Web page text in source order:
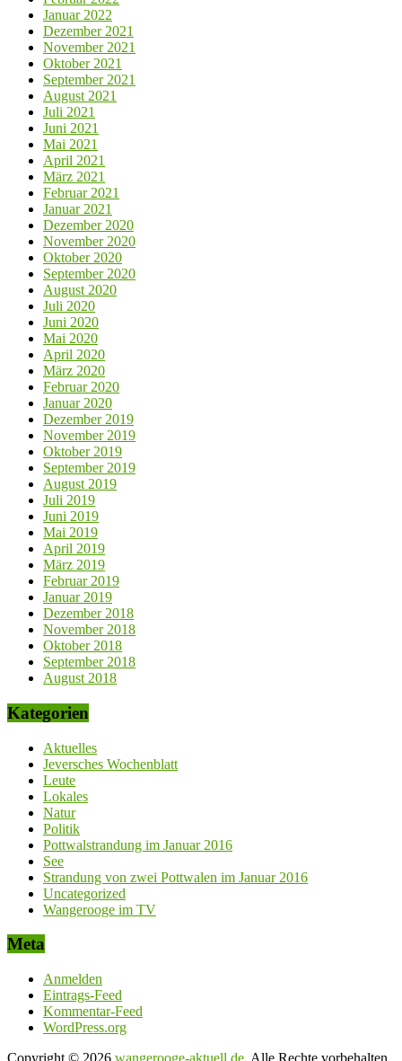
Januar 2022
Dezember 2021
November 2021
Oktober 2021
September 2021
August 2021
Juli 2021
Juni 2021
Mai 2021
April 2021
März 2021
Februar 2021
Januar 2021
Dezember 2020
November 2020
Oktober 2020
September 2020
August 2020
Juli 2020
Juni 2020
Mai 2020
April 2020
März 2020
Februar 2020
Januar 2020
Dezember 2019
November 2019
Oktober 2019
September 2019
August 2019
Juli 2019
Juni 2019
Mai 2019
April 2019
März 2019
Februar 2019
Januar 2019
Dezember 2018
November 2018
Oktober 2018
September 2018
August 2018
Kategorien
Aktuelles
Jeversches Wochenblatt
Leute
Lokales
Natur
Politik
Pottwalstrandung im Januar 2016
See
Strandung von zwei Pottwalen im Januar 2016
Uncategorized
Wangerooge im TV
Meta
Anmelden
Eintrags-Feed
Kommentar-Feed
WordPress.org